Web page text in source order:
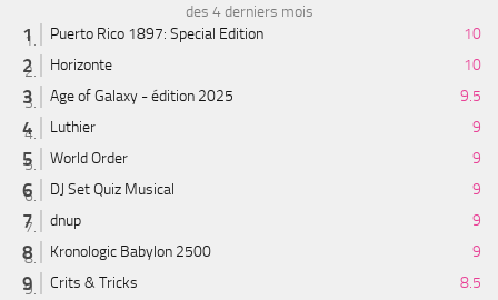
des 4 derniers mois
Puerto Rico 1897: Special Edition
10
Horizonte
10
Age of Galaxy - édition 2025
9.5
Luthier
9
World Order
9
DJ Set Quiz Musical
9
dnup
9
Kronologic Babylon 2500
9
Crits & Tricks
8.5